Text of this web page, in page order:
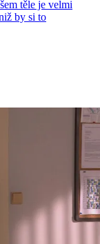
těle je velmi
by si to